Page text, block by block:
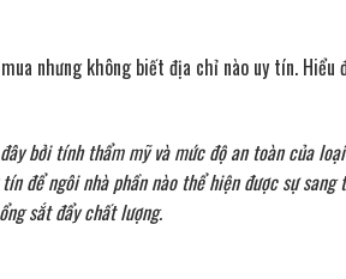
nhưng không biết địa chỉ nào uy tín. Hiểu
bởi tính thẩm mỹ và mức độ an toàn của
để ngôi nhà phần nào thể hiện được sự sang
sắt đẩy chất lượng.